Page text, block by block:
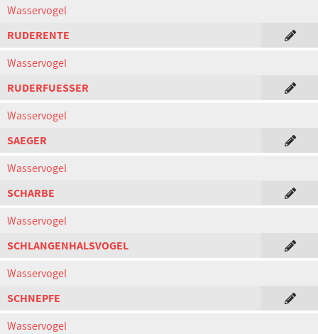
Wasservogel
RUDERENTE
Wasservogel
RUDERFUESSER
Wasservogel
SAEGER
Wasservogel
SCHARBE
Wasservogel
SCHLANGENHALSVOGEL
Wasservogel
SCHNEPFE
Wasservogel